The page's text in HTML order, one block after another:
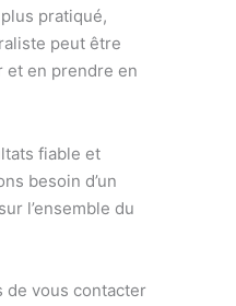
pratiqué,
peut être
et en prendre en
fiable et
besoin d’un
l’ensemble du
de vous contacter